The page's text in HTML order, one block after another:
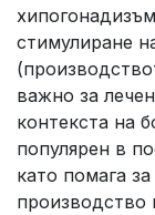
стимулиране
важно за
контекста на
популярен в
като помага
производство